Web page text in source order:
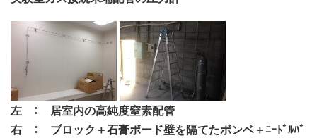
左 ： 居室内の高純度窒素配管
右 ： ブロック＋石膏ボード壁を隔てたボンベ＋ﾆｰﾄﾞﾙﾊﾞ